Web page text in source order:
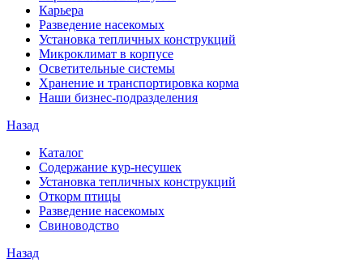
Карьера
Разведение насекомых
Установка тепличных конструкций
Микроклимат в корпусе
Осветительные системы
Хранение и транспортировка корма
Наши бизнес-подразделения
Назад
Каталог
Содержание кур-несушек
Установка тепличных конструкций
Откорм птицы
Разведение насекомых
Свиноводство
Назад